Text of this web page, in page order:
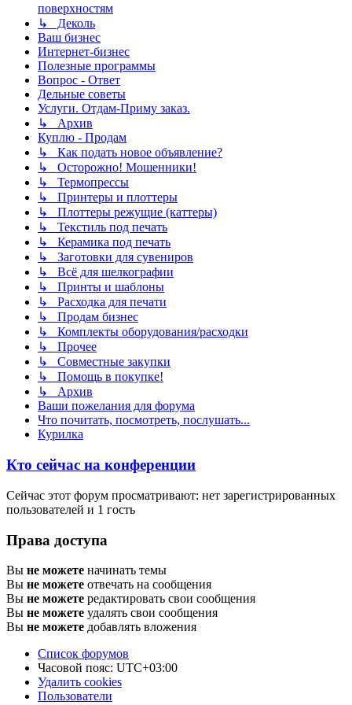
поверхностям
↳ Деколь
Ваш бизнес
Интернет-бизнес
Полезные программы
Вопрос - Ответ
Дельные советы
Услуги. Отдам-Приму заказ.
↳ Архив
Куплю - Продам
↳ Как подать новое объявление?
↳ Осторожно! Мошенники!
↳ Термопрессы
↳ Принтеры и плоттеры
↳ Плоттеры режущие (каттеры)
↳ Текстиль под печать
↳ Керамика под печать
↳ Заготовки для сувениров
↳ Всё для шелкографии
↳ Принты и шаблоны
↳ Расходка для печати
↳ Продам бизнес
↳ Комплекты оборудования/расходки
↳ Прочее
↳ Совместные закупки
↳ Помощь в покупке!
↳ Архив
Ваши пожелания для форума
Что почитать, посмотреть, послушать...
Курилка
Кто сейчас на конференции
Сейчас этот форум просматривают: нет зарегистрированных
пользователей и 1 гость
Права доступа
Вы не можете начинать темы
Вы не можете отвечать на сообщения
Вы не можете редактировать свои сообщения
Вы не можете удалять свои сообщения
Вы не можете добавлять вложения
Список форумов
Часовой пояс: UTC+03:00
Удалить cookies
Пользователи